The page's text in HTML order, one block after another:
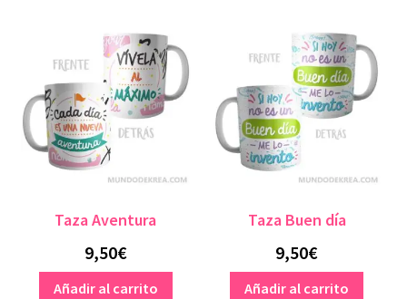
Taza Aventura
9,50€
Añadir al carrito
Taza Buen día
9,50€
Añadir al carrito